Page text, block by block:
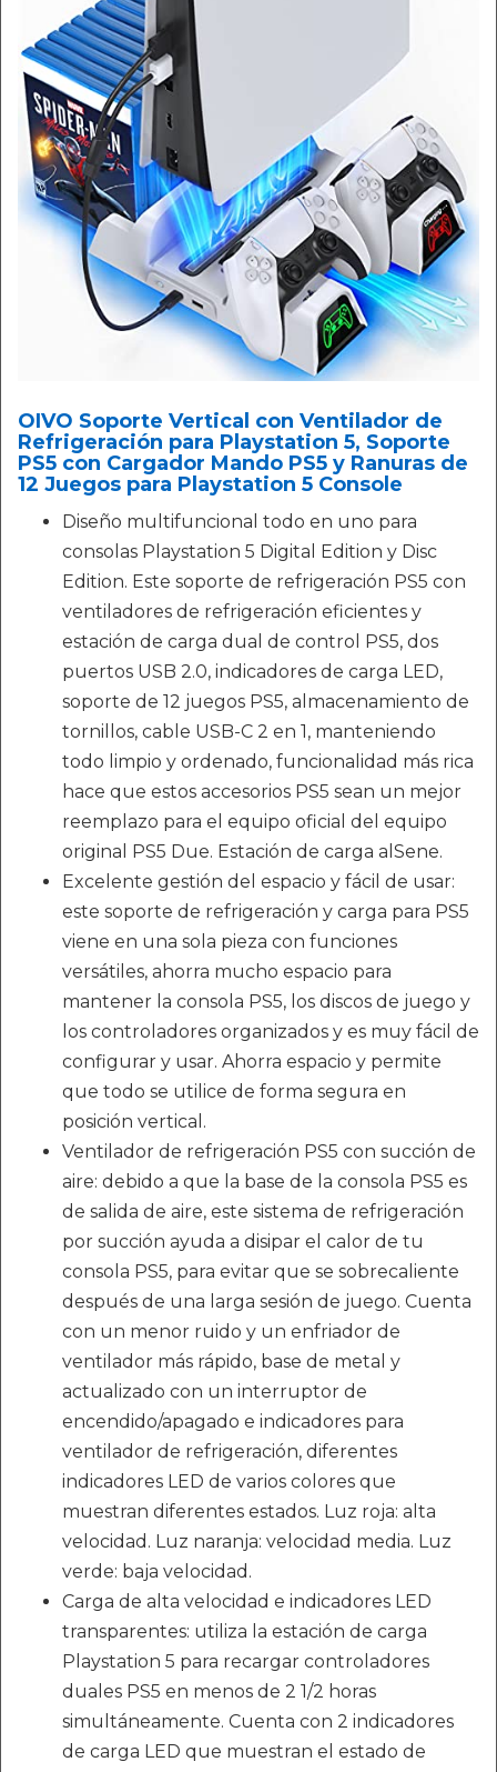
OIVO Soporte Vertical con Ventilador de
Refrigeración para Playstation 5, Soporte
PS5 con Cargador Mando PS5 y Ranuras de
12 Juegos para Playstation 5 Console
Diseño multifuncional todo en uno para
consolas Playstation 5 Digital Edition y Disc
Edition. Este soporte de refrigeración PS5 con
ventiladores de refrigeración eficientes y
estación de carga dual de control PS5, dos
puertos USB 2.0, indicadores de carga LED,
soporte de 12 juegos PS5, almacenamiento de
tornillos, cable USB-C 2 en 1, manteniendo
todo limpio y ordenado, funcionalidad más rica
hace que estos accesorios PS5 sean un mejor
reemplazo para el equipo oficial del equipo
original PS5 Due. Estación de carga alSene.
Excelente gestión del espacio y fácil de usar:
este soporte de refrigeración y carga para PS5
viene en una sola pieza con funciones
versátiles, ahorra mucho espacio para
mantener la consola PS5, los discos de juego y
los controladores organizados y es muy fácil de
configurar y usar. Ahorra espacio y permite
que todo se utilice de forma segura en
posición vertical.
Ventilador de refrigeración PS5 con succión de
aire: debido a que la base de la consola PS5 es
de salida de aire, este sistema de refrigeración
por succión ayuda a disipar el calor de tu
consola PS5, para evitar que se sobrecaliente
después de una larga sesión de juego. Cuenta
con un menor ruido y un enfriador de
ventilador más rápido, base de metal y
actualizado con un interruptor de
encendido/apagado e indicadores para
ventilador de refrigeración, diferentes
indicadores LED de varios colores que
muestran diferentes estados. Luz roja: alta
velocidad. Luz naranja: velocidad media. Luz
verde: baja velocidad.
Carga de alta velocidad e indicadores LED
transparentes: utiliza la estación de carga
Playstation 5 para recargar controladores
duales PS5 en menos de 2 1/2 horas
simultáneamente. Cuenta con 2 indicadores
de carga LED que muestran el estado de